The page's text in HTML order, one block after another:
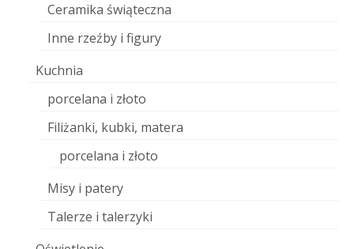
Ceramika świąteczna
Inne rzeźby i figury
Kuchnia
porcelana i złoto
Filiżanki, kubki, matera
porcelana i złoto
Misy i patery
Talerze i talerzyki